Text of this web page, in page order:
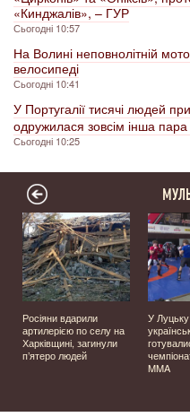
«Кинджалів», – ГУР
Сьогодні 10:57
На Волині неповнолітній
велосипеді
Сьогодні 10:41
У Португалії тисячі людей
одружилася зовсім інша пара
Сьогодні 10:25
Росіяни вдарили
артилерією по селу на
Харківщині, загинули
п’ятеро людей
У
MMA